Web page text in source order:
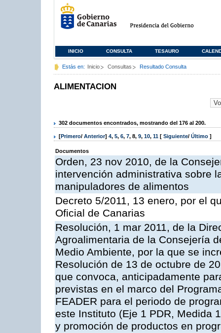
INICIO CONSULTA TESAURO
Estás en: Inicio Consultas Resultado Consulta
ALIMENTACION
302 documentos encontrados, mostrando del 176 al 200.
[Primero/ Anterior] 4, 5, 6, 7, 8, 9, 10, 11 [ Siguiente/ Último ]
Documentos
Orden, 23 nov 2010, de la
intervención administrativa sobre
manipuladores de alimentos
Decreto 5/2011, 13 enero, por el
Oficial de Canarias
Resolución, 1 mar 2011, de la
Agroalimentaria de la Consejería
Medio Ambiente, por la que se
Resolución de 13 de octubre de
que convoca, anticipadamente
previstas en el marco del
FEADER para el periodo de
este Instituto (Eje 1 PDR, Medida
y promoción de productos en